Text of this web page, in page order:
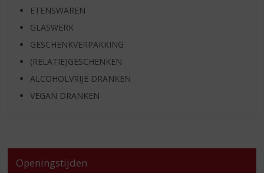
ETENSWAREN
GLASWERK
GESCHENKVERPAKKING
(RELATIE)GESCHENKEN
ALCOHOLVRIJE DRANKEN
VEGAN DRANKEN
Openingstijden